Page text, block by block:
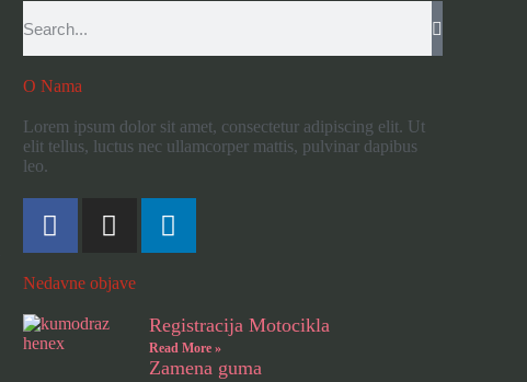
O Nama
Lorem ipsum dolor sit amet, consectetur adipiscing elit. Ut
elit tellus, luctus nec ullamcorper mattis, pulvinar dapibus
leo.
Nedavne objave
Registracija Motocikla
Read More »
Zamena guma